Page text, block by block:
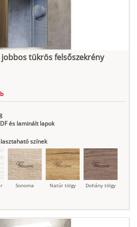
Nádzöld
jobbos tükrös felsőszekrény
és laminált lapok
színek
Sonoma Natúr tölgy Dohány tölgy